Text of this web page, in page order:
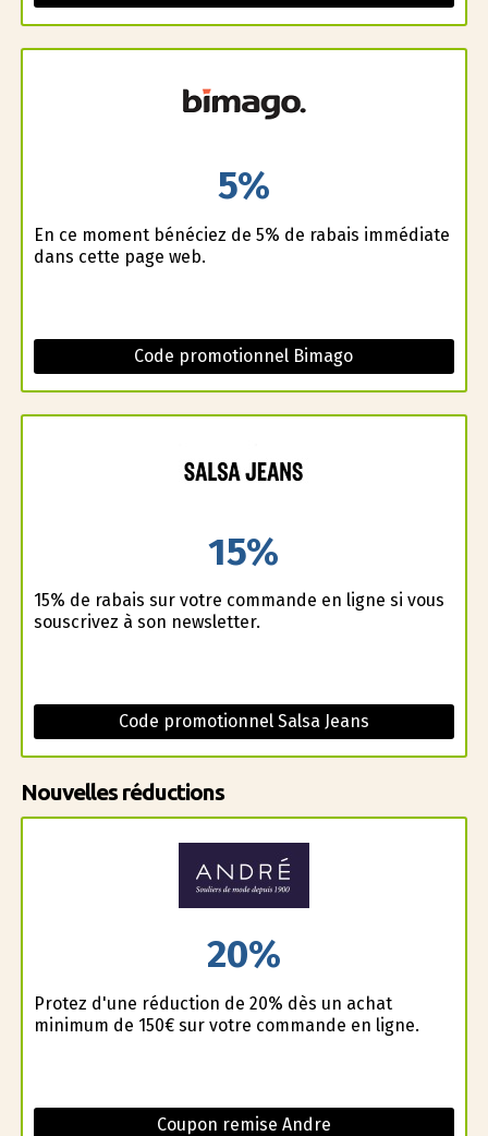
5%
En ce moment bénéficiez de 5% de rabais immédiate
dans cette page web.
Code promotionnel Bimago
15%
15% de rabais sur votre commande en ligne si vous
souscrivez à son newsletter.
Code promotionnel Salsa Jeans
Nouvelles réductions
20%
Profitez d'une réduction de 20% dès un achat
minimum de 150€ sur votre commande en ligne.
Coupon remise Andre